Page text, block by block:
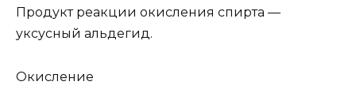
Продукт реакции окисления спирта —
уксусный альдегид.
Окисление